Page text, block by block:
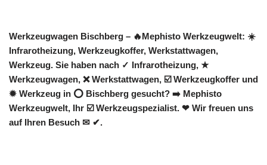
Werkzeugwagen Bischberg – 🔥Mephisto Werkzeugwelt: ☀️
Infrarotheizung, Werkzeugkoffer, Werkstattwagen,
Werkzeug. Sie haben nach ✓ Infrarotheizung, ★
Werkzeugwagen, ❌ Werkstattwagen, ☑️ Werkzeugkoffer und
✹ Werkzeug in ⭕ Bischberg gesucht? ➡️ Mephisto
Werkzeugwelt, Ihr ☑️ Werkzeugspezialist. ❤ Wir freuen uns
auf Ihren Besuch ✉ ✔.